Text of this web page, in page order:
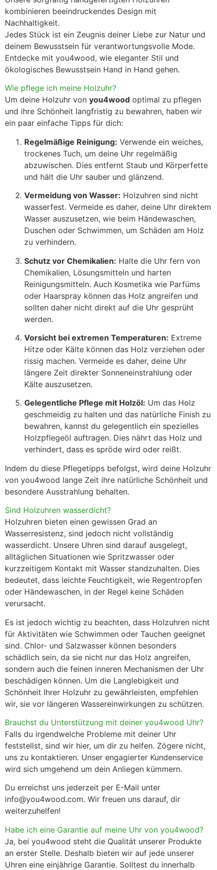
kombinieren beeindruckendes Design mit
Nachhaltigkeit.
Jedes Stück ist ein Zeugnis deiner Liebe zur Natur und
deinem Bewusstsein für verantwortungsvolle Mode.
Entdecke mit you4wood, wie eleganter Stil und
ökologisches Bewusstsein Hand in Hand gehen.
Wie pflege ich meine Holzuhr?
Um deine Holzuhr von you4wood optimal zu pflegen
und ihre Schönheit langfristig zu bewahren, haben wir
ein paar einfache Tipps für dich:
Regelmäßige Reinigung: Verwende ein weiches,
trockenes Tuch, um deine Uhr regelmäßig
abzuwischen. Dies entfernt Staub und Körperfette
und hält die Uhr sauber und glänzend.
Vermeidung von Wasser: Holzuhren sind nicht
wasserfest. Vermeide es daher, deine Uhr direktem
Wasser auszusetzen, wie beim Händewaschen,
Duschen oder Schwimmen, um Schäden am Holz
zu verhindern.
Schutz vor Chemikalien: Halte die Uhr fern von
Chemikalien, Lösungsmitteln und harten
Reinigungsmitteln. Auch Kosmetika wie Parfüms
oder Haarspray können das Holz angreifen und
sollten daher nicht direkt auf die Uhr gesprüht
werden.
Vorsicht bei extremen Temperaturen: Extreme
Hitze oder Kälte können das Holz verziehen oder
rissig machen. Vermeide es daher, deine Uhr
längere Zeit direkter Sonneneinstrahlung oder
Kälte auszusetzen.
Gelegentliche Pflege mit Holzöl: Um das Holz
geschmeidig zu halten und das natürliche Finish zu
bewahren, kannst du gelegentlich ein spezielles
Holzpflegeöl auftragen. Dies nährt das Holz und
verhindert, dass es spröde wird oder reißt.
Indem du diese Pflegetipps befolgst, wird deine Holzuhr
von you4wood lange Zeit ihre natürliche Schönheit und
besondere Ausstrahlung behalten.
Sind Holzuhren wasserdicht?
Holzuhren bieten einen gewissen Grad an
Wasserresistenz, sind jedoch nicht vollständig
wasserdicht. Unsere Uhren sind darauf ausgelegt,
alltäglichen Situationen wie Spritzwasser oder
kurzzeitigem Kontakt mit Wasser standzuhalten. Dies
bedeutet, dass leichte Feuchtigkeit, wie Regentropfen
oder Händewaschen, in der Regel keine Schäden
verursacht.
Es ist jedoch wichtig zu beachten, dass Holzuhren nicht
für Aktivitäten wie Schwimmen oder Tauchen geeignet
sind. Chlor- und Salzwasser können besonders
schädlich sein, da sie nicht nur das Holz angreifen,
sondern auch die feinen inneren Mechanismen der Uhr
beschädigen können. Um die Langlebigkeit und
Schönheit Ihrer Holzuhr zu gewährleisten, empfehlen
wir, sie vor längeren Wassereinwirkungen zu schützen.
Brauchst du Unterstützung mit deiner you4wood Uhr?
Falls du irgendwelche Probleme mit deiner Uhr
feststellst, sind wir hier, um dir zu helfen. Zögere nicht,
uns zu kontaktieren. Unser engagierter Kundenservice
wird sich umgehend um dein Anliegen kümmern.
Du erreichst uns jederzeit per E-Mail unter
info@you4wood.com. Wir freuen uns darauf, dir
weiterzuhelfen!
Habe ich eine Garantie auf meine Uhr von you4wood?
Ja, bei you4wood steht die Qualität unserer Produkte
an erster Stelle. Deshalb bieten wir auf jede unserer
Uhren eine einjährige Garantie. Solltest du innerhalb